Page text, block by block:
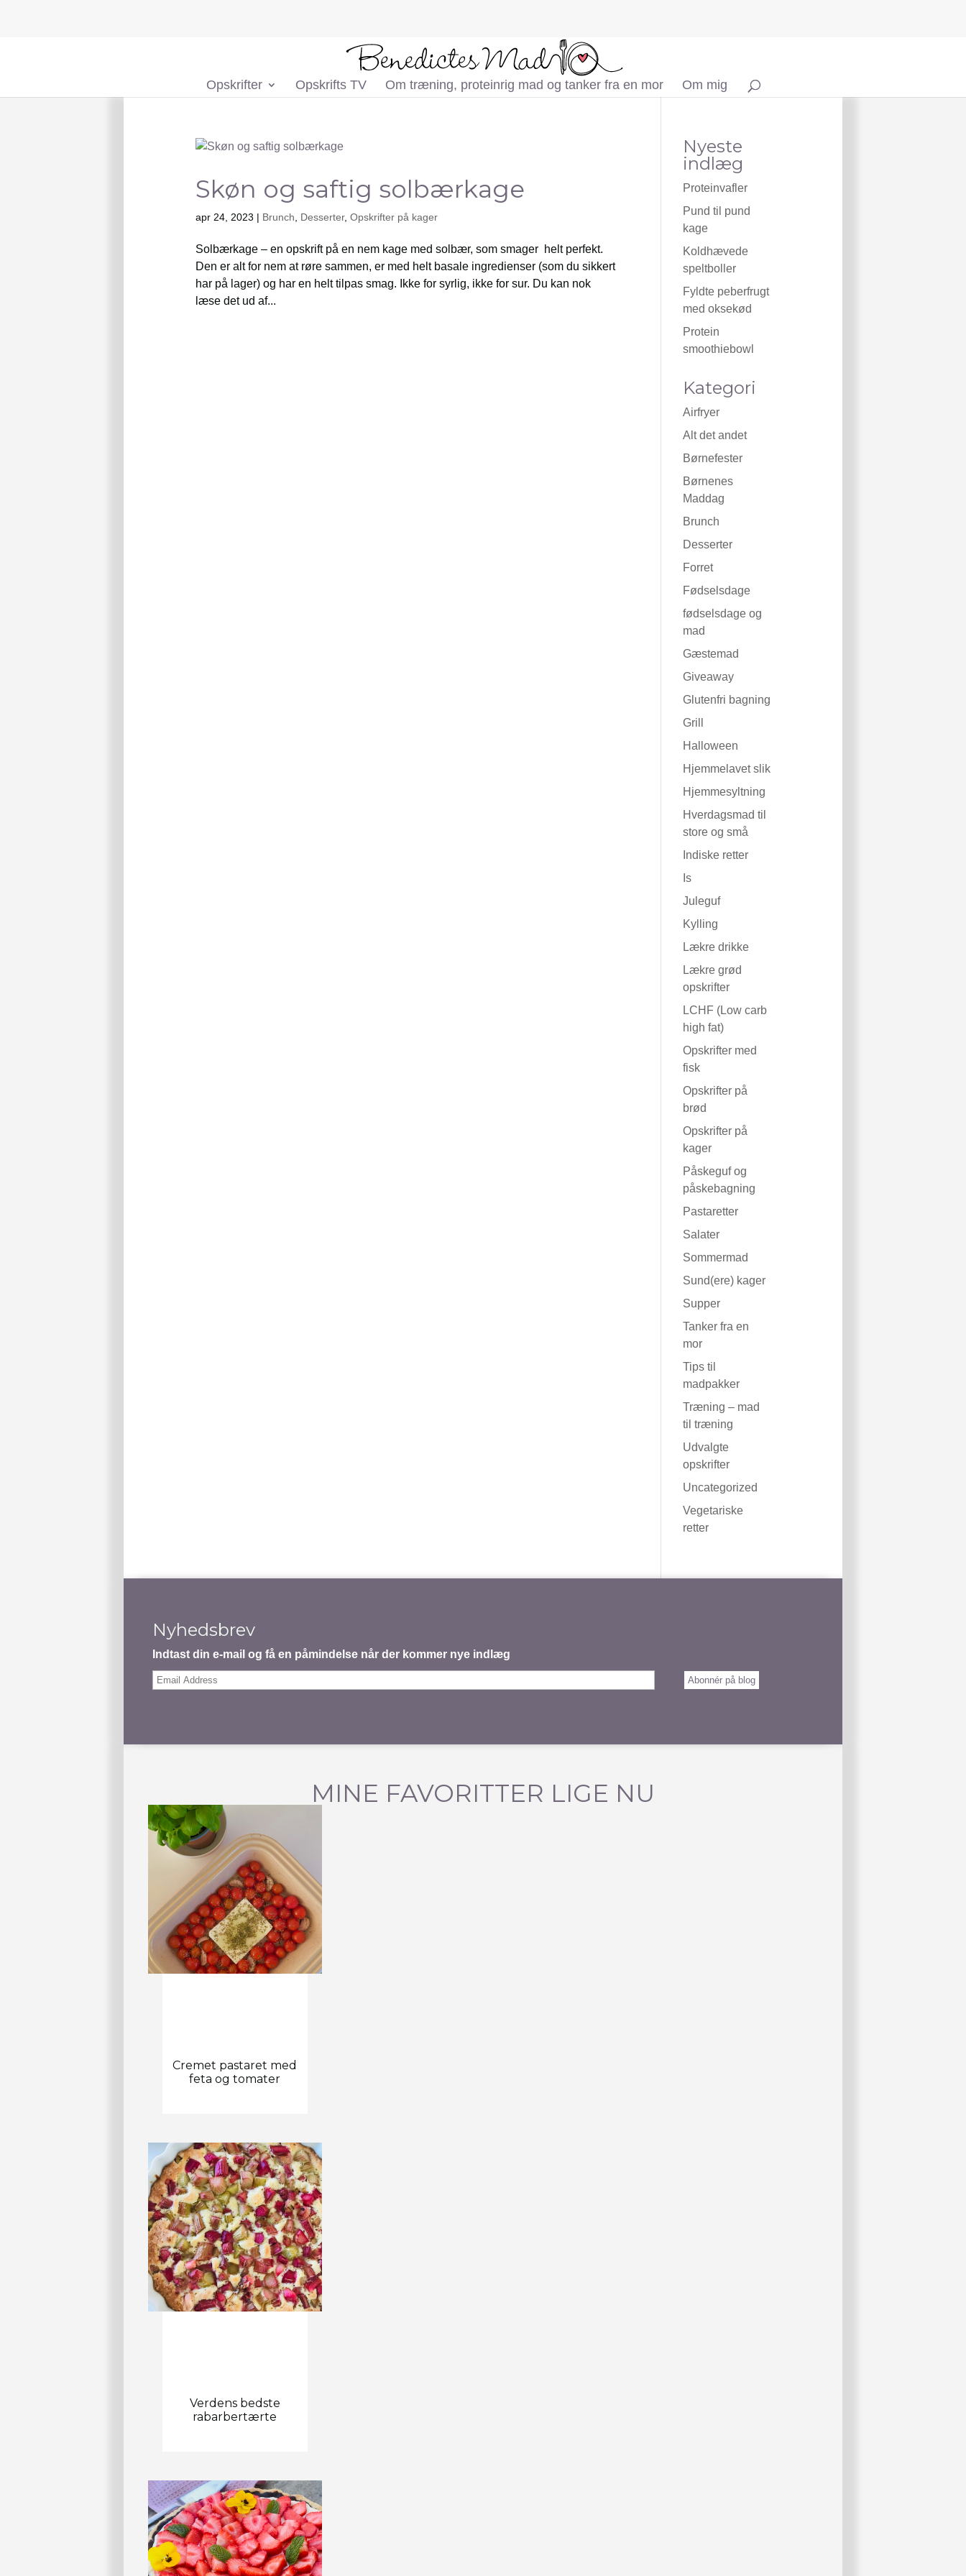
Opskrifter Opskrifts TV Om træning, proteinrig mad og tanker fra en mor Om mig
Skøn og saftig solbærkage
apr 24, 2023 | Brunch Desserter, Opskrifter på kager
Solbærkage – en opskrift på en nem kage med solbær, som smager helt perfekt.
Den er alt for nem at røre sammen, er med helt basale ingredienser (som du sikkert
har på lager) og har en helt tilpas smag. Ikke for syrlig, ikke for sur. Du kan nok
læse det ud af...
Nyeste
indlæg
Proteinvafler
Pund til pund
kage
Koldhævede
speltboller
Fyldte peberfrugt
med oksekød
Protein
smoothiebowl
Kategori
Airfryer
Alt det andet
Børnefester
Børnenes
Maddag
Brunch
Desserter
Forret
Fødselsdage
fødselsdage og
mad
Gæstemad
Giveaway
Glutenfri bagning
Grill
Halloween
Hjemmelavet slik
Hjemmesyltning
Hverdagsmad til
store og små
Indiske retter
Is
Juleguf
Kylling
Lækre drikke
Lækre grød
opskrifter
LCHF (Low carb
high fat)
Opskrifter med
fisk
Opskrifter på
brød
Opskrifter på
kager
Påskeguf og
påskebagning
Pastaretter
Salater
Sommermad
Sund(ere) kager
Supper
Tanker fra en
mor
Tips til
madpakker
Træning – mad
til træning
Udvalgte
opskrifter
Uncategorized
Vegetariske
retter
Nyhedsbrev
Indtast din e-mail og få en påmindelse når der kommer nye indlæg
Email
Abonnér på blog
MINE FAVORITTER LIGE NU
Cremet pastaret med
feta og tomater
Verdens bedste
rabarbertærte